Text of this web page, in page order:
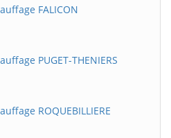
FALICON
PUGET-THENIERS
ROQUEBILLIERE